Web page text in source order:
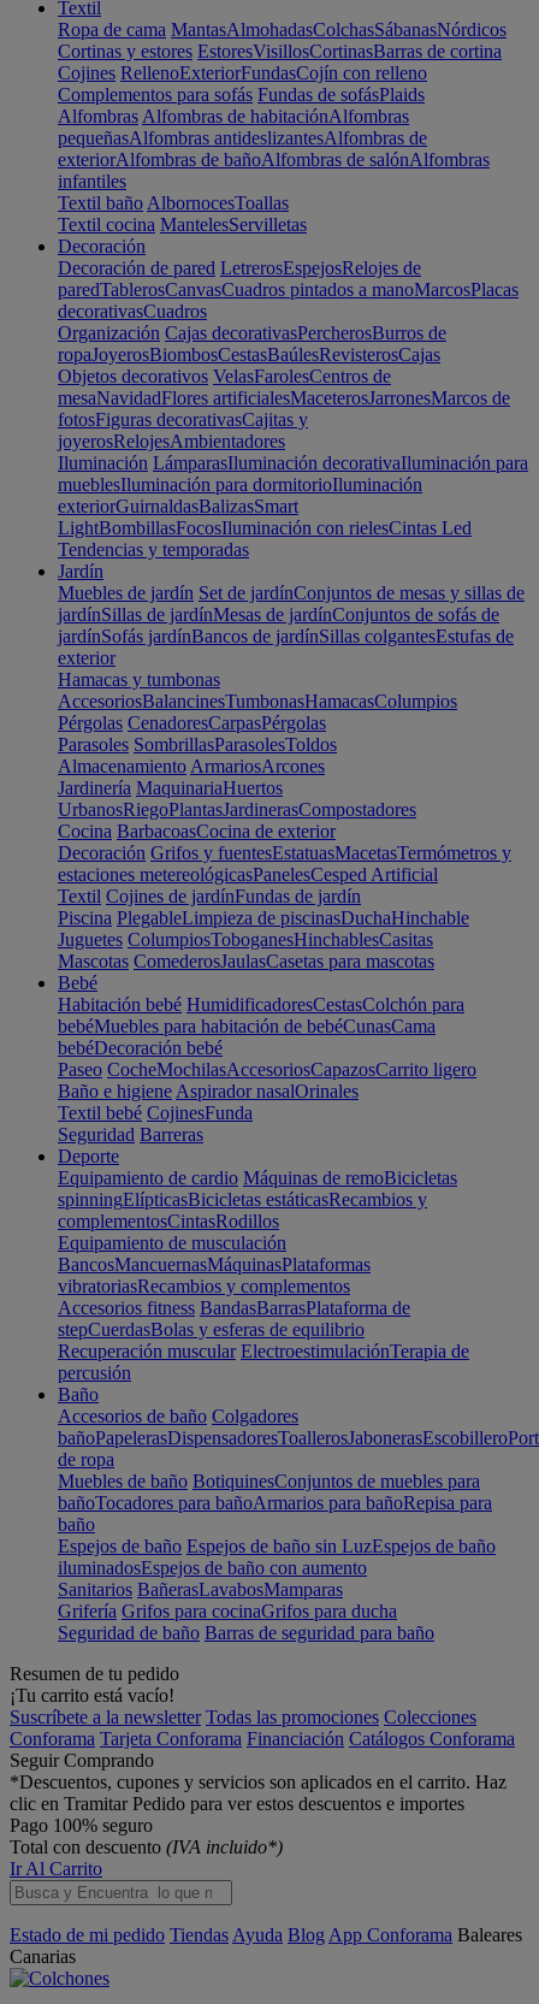
Textil
Ropa de cama MantasAlmohadasColchasSábanasNórdicos
Cortinas y estores EstoresVisillosCortinasBarras de cortina
Cojines RellenoExteriorFundasCojín con relleno
Complementos para sofás Fundas de sofásPlaids
Alfombras Alfombras de habitaciónAlfombras
pequeñasAlfombras antideslizantesAlfombras de
exteriorAlfombras de bañoAlfombras de salónAlfombras
infantiles
Textil baño AlbornocesToallas
Textil cocina MantelesServilletas
Decoración
Decoración de pared LetrerosEspejosRelojes de
paredTablerosCanvasCuadros pintados a manoMarcosPlacas
decorativasCuadros
Organización Cajas decorativasPercherosBurros de
ropaJoyerosBiombosCestasBaúlesRevisterosCajas
Objetos decorativos VelasFarolesCentros de
mesaNavidadFlores artificialesMaceterosJarronesMarcos de
fotosFiguras decorativasCajitas y
joyerosRelojesAmbientadores
Iluminación LámparasIluminación decorativaIluminación para
mueblesIluminación para dormitorioIluminación
exteriorGuirnaldasBalizasSmart
LightBombillasFocosIluminación con rielesCintas Led
Tendencias y temporadas
Jardín
Muebles de jardín Set de jardínConjuntos de mesas y sillas de
jardínSillas de jardínMesas de jardínConjuntos de sofás de
jardínSofás jardínBancos de jardínSillas colgantesEstufas de
exterior
Hamacas y tumbonas
AccesoriosBalancinesTumbonasHamacasColumpios
Pérgolas CenadoresCarpasPérgolas
Parasoles SombrillasParasolesToldos
Almacenamiento ArmariosArcones
Jardinería MaquinariaHuertos
UrbanosRiegoPlantasJardinerasCompostadores
Cocina BarbacoasCocina de exterior
Decoración Grifos y fuentesEstatuasMacetasTermómetros y
estaciones metereológicasPanelesCesped Artificial
Textil Cojines de jardínFundas de jardín
Piscina PlegableLimpieza de piscinasDuchaHinchable
Juguetes ColumpiosToboganesHinchablesCasitas
Mascotas ComederosJaulasCasetas para mascotas
Bebé
Habitación bebé HumidificadoresCestasColchón para
bebéMuebles para habitación de bebéCunasCama
bebéDecoración bebé
Paseo CocheMochilasAccesoriosCapazosCarrito ligero
Baño e higiene Aspirador nasalOrinales
Textil bebé CojinesFunda
Seguridad Barreras
Deporte
Equipamiento de cardio Máquinas de remoBicicletas
spinningElípticasBicicletas estáticasRecambios y
complementosCintasRodillos
Equipamiento de musculación
BancosMancuernasMáquinasPlataformas
vibratoriasRecambios y complementos
Accesorios fitness BandasBarrasPlataforma de
stepCuerdasBolas y esferas de equilibrio
Recuperación muscular ElectroestimulaciónTerapia de
percusión
Baño
Accesorios de baño Colgadores
bañoPapelerasDispensadoresToallerosJabonerasEscobillero
de ropa
Muebles de baño BotiquinesConjuntos de muebles para
bañoTocadores para bañoArmarios para bañoRepisa para
baño
Espejos de baño Espejos de baño sin LuzEspejos de baño
iluminadosEspejos de baño con aumento
Sanitarios BañerasLavabosMamparas
Grifería Grifos para cocinaGrifos para ducha
Seguridad de baño Barras de seguridad para baño
Resumen de tu pedido
¡Tu carrito está vacío!
Suscríbete a la newsletter Todas las promociones Colecciones
Conforama Tarjeta Conforama Financiación Catálogos Conforama
Seguir Comprando
*Descuentos, cupones y servicios son aplicados en el carrito. Haz
clic en Tramitar Pedido para ver estos descuentos e importes
Pago 100% seguro
Total con descuento (IVA incluido*)
Ir Al Carrito
Estado de mi pedido Tiendas Ayuda Blog App Conforama Baleares
Canarias